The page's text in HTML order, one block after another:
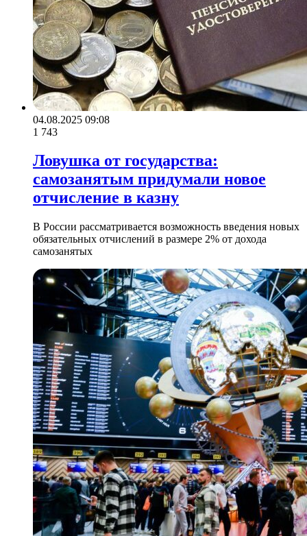
04.08.2025 09:08
1 743
Ловушка от государства:
самозанятым придумали новое
отчисление в казну
В России рассматривается возможность введения новых
обязательных отчислений в размере 2% от дохода
самозанятых